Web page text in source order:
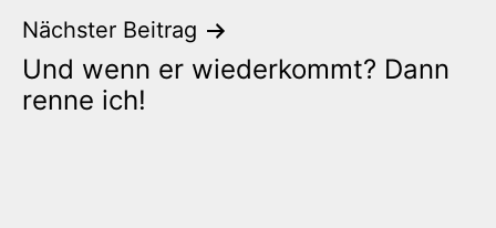
Nächster Beitrag
Und wenn er wiederkommt? Dann
renne ich!